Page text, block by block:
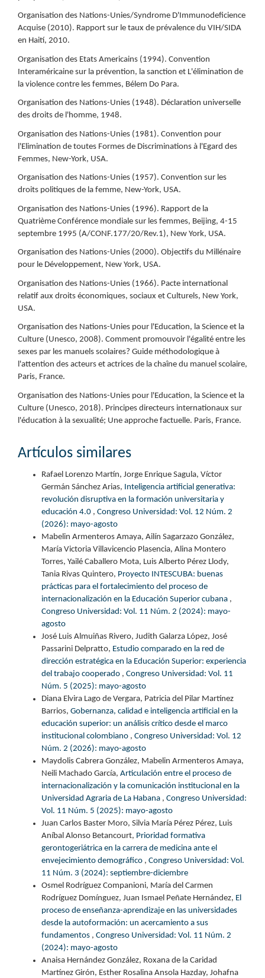
Organisation des Nations-Unies/Syndrome D'Immunodeficience
Acquise (2010). Rapport sur le taux de prévalence du VIH/SIDA
en Haití, 2010.
Organisation des Etats Americains (1994). Convention
Interaméricaine sur la prévention, la sanction et L'élimination de
la violence contre les femmes, Bélem Do Para.
Organisation des Nations-Unies (1948). Déclaration universelle
des droits de l'homme, 1948.
Organisation des Nations-Unies (1981). Convention pour
l'Elimination de toutes Formes de Discriminations à l'Egard des
Femmes, New-York, USA.
Organisation des Nations-Unies (1957). Convention sur les
droits politiques de la femme, New-York, USA.
Organisation des Nations-Unies (1996). Rapport de la
Quatrième Conférence mondiale sur les femmes, Beijing, 4-15
septembre 1995 (A/CONF.177/20/Rev.1), New York, USA.
Organisation des Nations-Unies (2000). Objectifs du Millénaire
pour le Développement, New York, USA.
Organisation des Nations-Unies (1966). Pacte international
relatif aux droits économiques, sociaux et Culturels, New York,
USA.
Organisation des Nations-Unies pour l'Education, la Science et la
Culture (Unesco, 2008). Comment promouvoir l'égalité entre les
sexes par les manuels scolaires? Guide méthodologique à
l'attention des acteurs et actrices de la chaîne du manuel scolaire,
Paris, France.
Organisation des Nations-Unies pour l'Education, la Science et la
Culture (Unesco, 2018). Principes directeurs internationaux sur
l'éducation à la sexualité; Une approche factuelle. Paris, France.
Artículos similares
Rafael Lorenzo Martín, Jorge Enrique Sagula, Víctor
Germán Sánchez Arias, Inteligencia artificial generativa:
revolución disruptiva en la formación universitaria y
educación 4.0 , Congreso Universidad: Vol. 12 Núm. 2
(2026): mayo-agosto
Mabelin Armenteros Amaya, Ailín Sagarzazo González,
María Victoria Villavicencio Plasencia, Alina Montero
Torres, Yailé Caballero Mota, Luis Alberto Pérez Llody,
Tania Rivas Quintero, Proyecto INTESCUBA: buenas
prácticas para el fortalecimiento del proceso de
internacionalización en la Educación Superior cubana ,
Congreso Universidad: Vol. 11 Núm. 2 (2024): mayo-
agosto
José Luis Almuiñas Rivero, Judith Galarza López, José
Passarini Delpratto, Estudio comparado en la red de
dirección estratégica en la Educación Superior: experiencia
del trabajo cooperado , Congreso Universidad: Vol. 11
Núm. 5 (2025): mayo-agosto
Diana Elvira Lago de Vergara, Patricia del Pilar Martínez
Barrios, Gobernanza, calidad e inteligencia artificial en la
educación superior: un análisis crítico desde el marco
institucional colombiano , Congreso Universidad: Vol. 12
Núm. 2 (2026): mayo-agosto
Maydolis Cabrera González, Mabelin Armenteros Amaya,
Neili Machado García, Articulación entre el proceso de
internacionalización y la comunicación institucional en la
Universidad Agraria de La Habana , Congreso Universidad:
Vol. 11 Núm. 5 (2025): mayo-agosto
Juan Carlos Baster Moro, Silvia María Pérez Pérez, Luis
Aníbal Alonso Betancourt, Prioridad formativa
gerontogeriátrica en la carrera de medicina ante el
envejecimiento demográfico , Congreso Universidad: Vol.
11 Núm. 3 (2024): septiembre-diciembre
Osmel Rodríguez Companioni, María del Carmen
Rodríguez Domínguez, Juan Ismael Peñate Hernández, El
proceso de enseñanza-aprendizaje en las universidades
desde la autoformación: un acercamiento a sus
fundamentos , Congreso Universidad: Vol. 11 Núm. 2
(2024): mayo-agosto
Anaisa Hernández González, Roxana de la Caridad
Martínez Girón, Esther Rosalina Ansola Hazday, Johafna